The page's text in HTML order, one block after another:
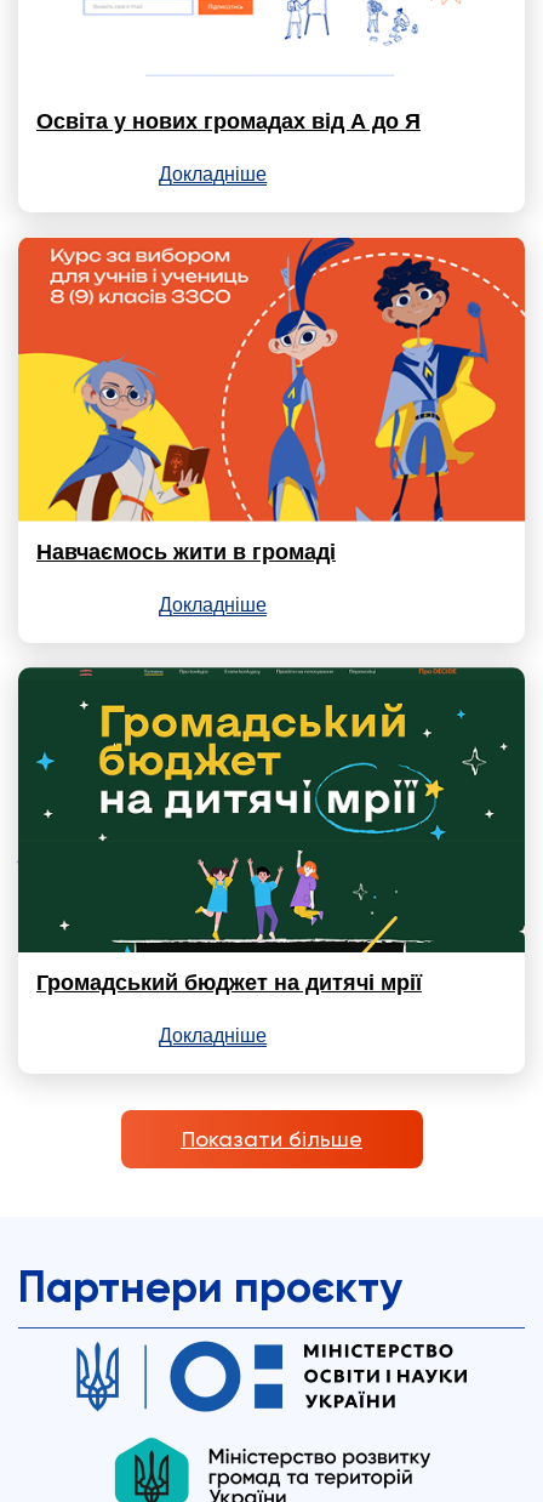
Освіта у нових громадах від А до Я
Докладніше
Навчаємось жити в громаді
Докладніше
Громадський бюджет на дитячі мрії
Докладніше
Показати більше
Партнери проєкту